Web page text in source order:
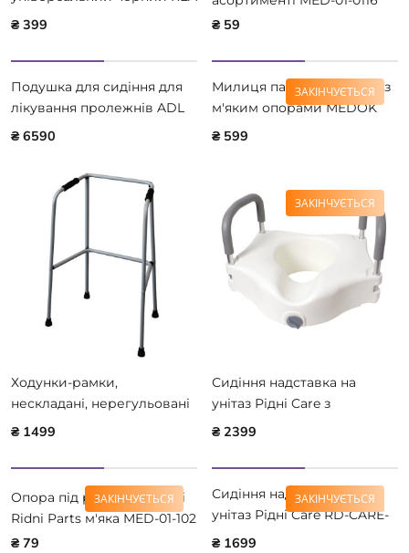
TAPE REA-Classic-bla
₴ 399
₴ 59
Подушка для сидіння для
лікування пролежнів ADL
Viskoschaum, 43 х 43 х 6-9
₴ 6590
ЗАКІНЧУЄТЬСЯ
Милиця пахвова сталева з
м'яким опорами MEDOK
MED-02-008
₴ 599
Ходунки-рамки,
нескладані, нерегульовані
за висотою MED-03-007
₴ 1499
ЗАКІНЧУЄТЬСЯ
Сидіння надставка на
унітаз Рідні Care з
поручнями, висота 12 см
₴ 2399
ЗАКІНЧУЄТЬСЯ
Опора під руку на милиці
Ridni Parts м'яка MED-01-102
₴ 79
ЗАКІНЧУЄТЬСЯ
Сидіння надставка на
унітаз Рідні Care RD-CARE-
B04-15, висота 15 см
₴ 1699